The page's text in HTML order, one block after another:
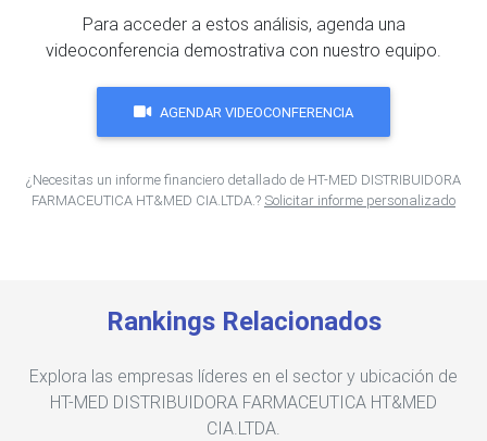
Para acceder a estos análisis, agenda una
videoconferencia demostrativa con nuestro equipo.
AGENDAR VIDEOCONFERENCIA
¿Necesitas un informe financiero detallado de HT-MED DISTRIBUIDORA
FARMACEUTICA HT&MED CIA.LTDA.? Solicitar informe personalizado
Rankings Relacionados
Explora las empresas líderes en el sector y ubicación de
HT-MED DISTRIBUIDORA FARMACEUTICA HT&MED
CIA.LTDA.